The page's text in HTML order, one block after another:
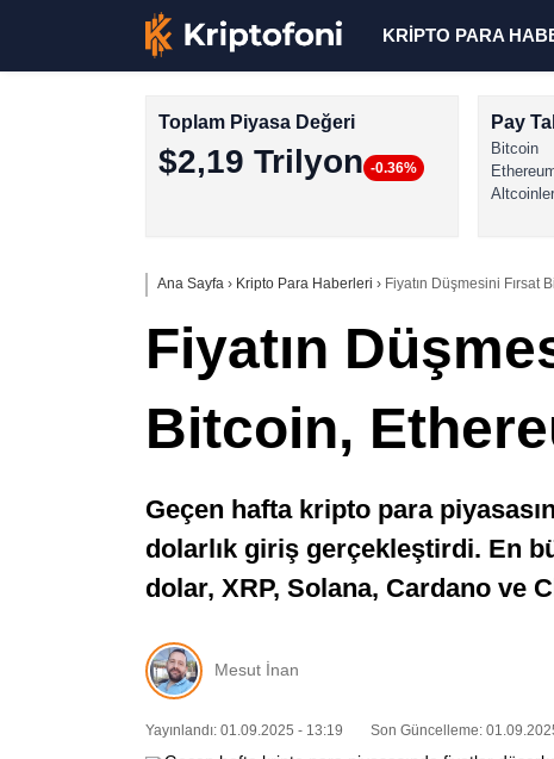
KRİPTO PARA
Toplam Piyasa Değeri
$2,19 Trilyon -0.36%
Pay
Bitcoin
Altcoinler
Ana Sayfa › Kripto Para Haberleri › Fiyatın Düşmesini Fırsat
Fiyatın
Bitcoin,
Geçen hafta kripto para
dolarlık giriş gerçekleştirdi. En
dolar, XRP, Solana, Cardano ve
Mesut İnan
Yayınlandı: 01.09.2025 - 13:19 Son Güncelleme: